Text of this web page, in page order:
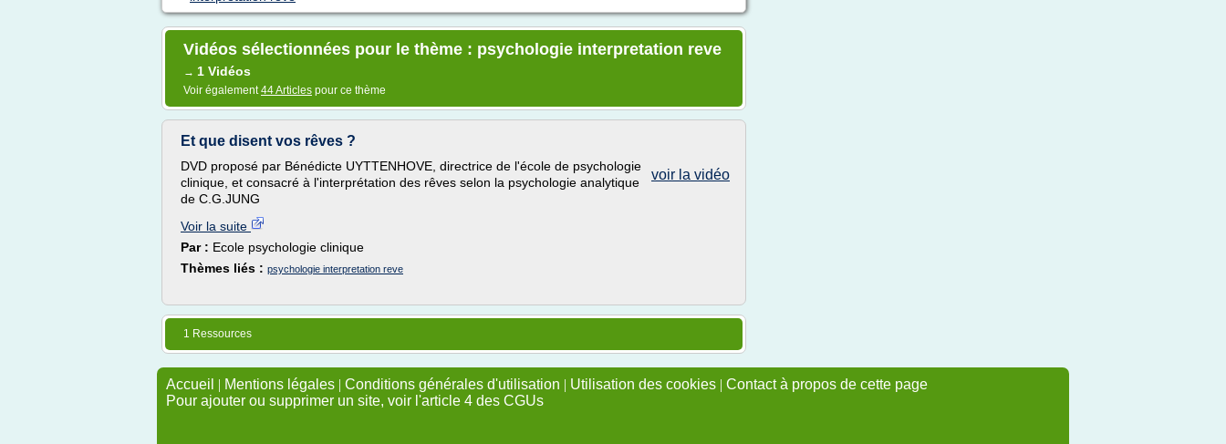
Vidéos sélectionnées pour le thème : psychologie interpretation reve
→ 1 Vidéos
Voir également44 Articles pour ce thème
Et que disent vos rêves ?
voir la vidéo
DVD proposé par Bénédicte UYTTENHOVE, directrice de l'école de psychologie
clinique, et consacré à l'interprétation des rêves selon la psychologie analytique
de C.G.JUNG
Voir la suite
Par : Ecole psychologie clinique
Thèmes liés : psychologie interpretation reve
1 Ressources
Accueil | Mentions légales | Conditions générales d'utilisation | Utilisation des cookies | Contact à propos de cette page
Pour ajouter ou supprimer un site, voir l'article 4 des CGUs